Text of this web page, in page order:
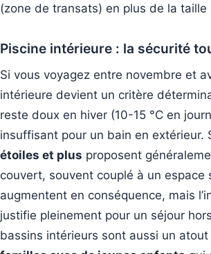
(zone de transats) en plus de la taille
Piscine intérieure : la sécurité
Si vous voyagez entre novembre et
intérieure devient un critère
reste doux en hiver (10-15 °C en
insuffisant pour un bain en extérieur.
étoiles et plus proposent
couvert, souvent couplé à un espace
augmentent en conséquence, mais
justifie pleinement pour un séjour
bassins intérieurs sont aussi un